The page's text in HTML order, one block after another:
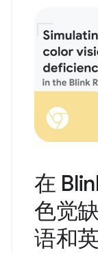
在
色觉
语和英